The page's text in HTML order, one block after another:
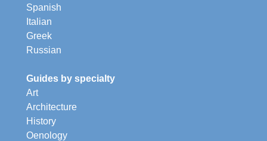
Spanish
Italian
Greek
Russian
Guides by specialty
Art
Architecture
History
Oenology